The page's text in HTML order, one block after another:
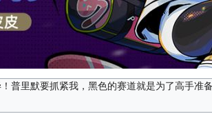
普里默要抓紧我，黑色的赛道就是为了高手准